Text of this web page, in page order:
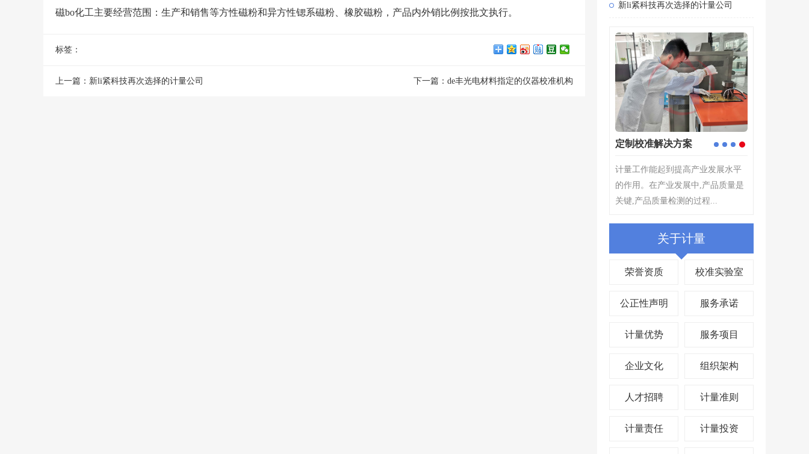
磁bo化工主要经营范围：生产和销售等方性磁粉和异方性锶系磁粉、橡胶磁粉，产品内外销比例按批文执行。
标签：
上一篇： 新li紧科技再次选择的计量公司 下一篇： de丰光电材料指定的仪器校准机构
新li紧科技再次选择的计量公司
4
定制校准解决方案
计量工作能起到提高产业发展水平
的作用。在产业发展中,产品质量是
关键,产品质量检测的过程...
关于计量
荣誉资质 校准实验室
公正性声明 服务承诺
计量优势 服务项目
企业文化 组织架构
人才招聘 计量准则
计量责任 计量投资